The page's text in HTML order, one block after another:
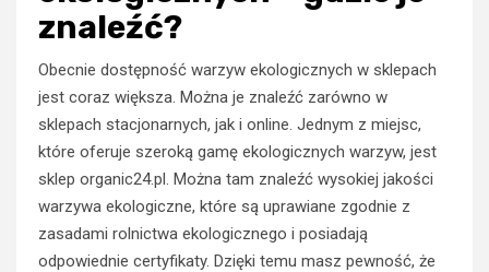
znaleźć?
Obecnie dostępność warzyw ekologicznych w sklepach
jest coraz większa. Można je znaleźć zarówno w
sklepach stacjonarnych, jak i online. Jednym z miejsc,
które oferuje szeroką gamę ekologicznych warzyw, jest
sklep organic24.pl. Można tam znaleźć wysokiej jakości
warzywa ekologiczne, które są uprawiane zgodnie z
zasadami rolnictwa ekologicznego i posiadają
odpowiednie certyfikaty. Dzięki temu masz pewność, że